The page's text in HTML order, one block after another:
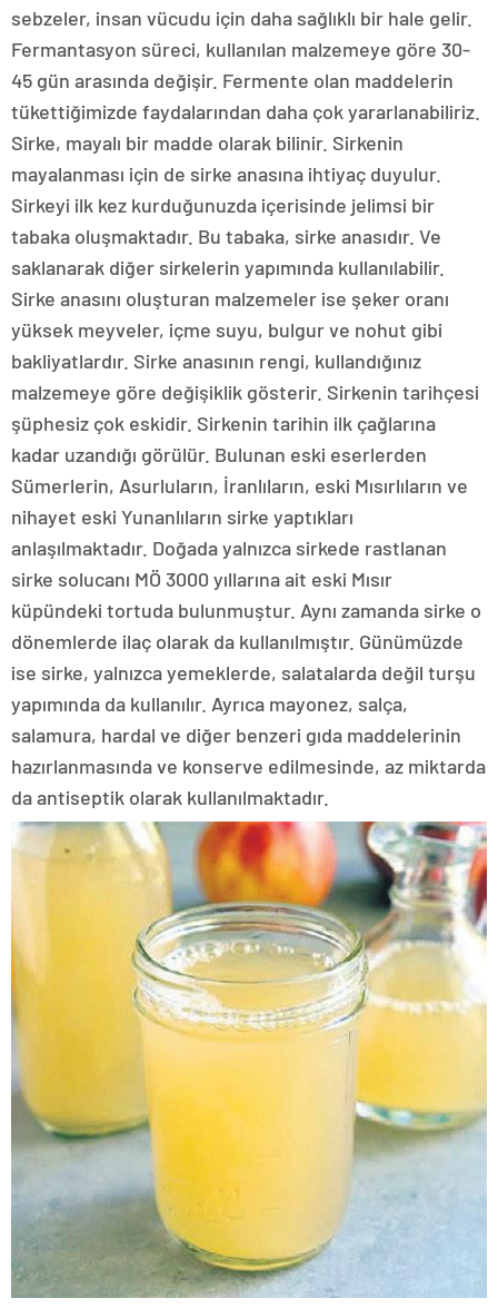
sebzeler, insan vücudu için daha sağlıklı bir hale gelir.
Fermantasyon süreci, kullanılan malzemeye göre 30-
45 gün arasında değişir. Fermente olan maddelerin
tükettiğimizde faydalarından daha çok yararlanabiliriz.
Sirke, mayalı bir madde olarak bilinir. Sirkenin
mayalanması için de sirke anasına ihtiyaç duyulur.
Sirkeyi ilk kez kurduğunuzda içerisinde jelimsi bir
tabaka oluşmaktadır. Bu tabaka, sirke anasıdır. Ve
saklanarak diğer sirkelerin yapımında kullanılabilir.
Sirke anasını oluşturan malzemeler ise şeker oranı
yüksek meyveler, içme suyu, bulgur ve nohut gibi
bakliyatlardır. Sirke anasının rengi, kullandığınız
malzemeye göre değişiklik gösterir. Sirkenin tarihçesi
şüphesiz çok eskidir. Sirkenin tarihin ilk çağlarına
kadar uzandığı görülür. Bulunan eski eserlerden
Sümerlerin, Asurluların, İranlıların, eski Mısırlıların ve
nihayet eski Yunanlıların sirke yaptıkları
anlaşılmaktadır. Doğada yalnızca sirkede rastlanan
sirke solucanı MÖ 3000 yıllarına ait eski Mısır
küpündeki tortuda bulunmuştur. Aynı zamanda sirke o
dönemlerde ilaç olarak da kullanılmıştır. Günümüzde
ise sirke, yalnızca yemeklerde, salatalarda değil turşu
yapımında da kullanılır. Ayrıca mayonez, salça,
salamura, hardal ve diğer benzeri gıda maddelerinin
hazırlanmasında ve konserve edilmesinde, az miktarda
da antiseptik olarak kullanılmaktadır.